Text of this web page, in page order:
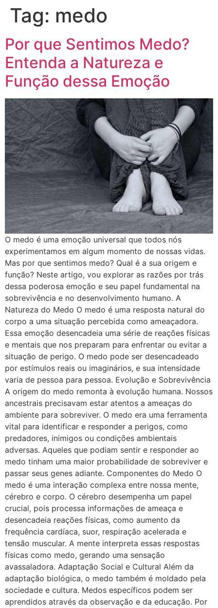
Tag: medo
Por que Sentimos Medo?
Entenda a Natureza e
Função dessa Emoção
O medo é uma emoção universal que todos nós
experimentamos em algum momento de nossas vidas.
Mas por que sentimos medo? Qual é a sua origem e
função? Neste artigo, vou explorar as razões por trás
dessa poderosa emoção e seu papel fundamental na
sobrevivência e no desenvolvimento humano. A
Natureza do Medo O medo é uma resposta natural do
corpo a uma situação percebida como ameaçadora.
Essa emoção desencadeia uma série de reações físicas
e mentais que nos preparam para enfrentar ou evitar a
situação de perigo. O medo pode ser desencadeado
por estímulos reais ou imaginários, e sua intensidade
varia de pessoa para pessoa. Evolução e Sobrevivência
A origem do medo remonta à evolução humana. Nossos
ancestrais precisavam estar atentos a ameaças do
ambiente para sobreviver. O medo era uma ferramenta
vital para identificar e responder a perigos, como
predadores, inimigos ou condições ambientais
adversas. Aqueles que podiam sentir e responder ao
medo tinham uma maior probabilidade de sobreviver e
passar seus genes adiante. Componentes do Medo O
medo é uma interação complexa entre nossa mente,
cérebro e corpo. O cérebro desempenha um papel
crucial, pois processa informações de ameaça e
desencadeia reações físicas, como aumento da
frequência cardíaca, suor, respiração acelerada e
tensão muscular. A mente interpreta essas respostas
físicas como medo, gerando uma sensação
avassaladora. Adaptação Social e Cultural Além da
adaptação biológica, o medo também é moldado pela
sociedade e cultura. Medos específicos podem ser
aprendidos através da observação e da educação. Por